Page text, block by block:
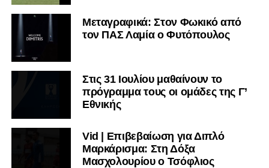
Μεταγραφικά: Στον Φωκικό από
τον ΠΑΣ Λαμία ο Φυτόπουλος
Στις 31 Ιουλίου μαθαίνουν το
πρόγραμμα τους οι ομάδες της Γ’
Εθνικής
Vid | Επιβεβαίωση για Διπλό
Μαρκάρισμα: Στη Δόξα
Μασχολουρίου ο Τσόφλιος